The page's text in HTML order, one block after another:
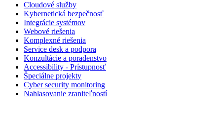
Cloudové služby
Kybernetická bezpečnosť
Integrácie systémov
Webové riešenia
Komplexné riešenia
Service desk a podpora
Konzultácie a poradenstvo
Accessibility - Prístupnosť
Špeciálne projekty
Cyber security monitoring
Nahlasovanie zraniteľností